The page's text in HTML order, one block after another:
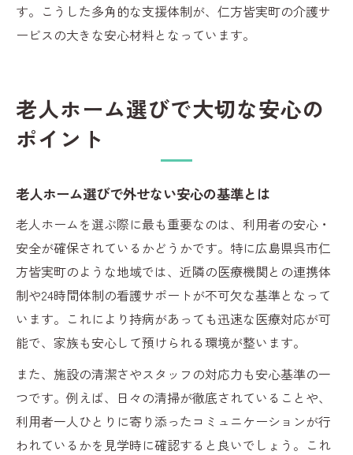
す。こうした多角的な支援体制が、仁方皆実町の介護サ
ービスの大きな安心材料となっています。
老人ホーム選びで大切な安心の
ポイント
老人ホーム選びで外せない安心の基準とは
老人ホームを選ぶ際に最も重要なのは、利用者の安心・
安全が確保されているかどうかです。特に広島県呉市仁
方皆実町のような地域では、近隣の医療機関との連携体
制や24時間体制の看護サポートが不可欠な基準となって
います。これにより持病があっても迅速な医療対応が可
能で、家族も安心して預けられる環境が整います。
また、施設の清潔さやスタッフの対応力も安心基準の一
つです。例えば、日々の清掃が徹底されていることや、
利用者一人ひとりに寄り添ったコミュニケーションが行
われているかを見学時に確認すると良いでしょう。これ